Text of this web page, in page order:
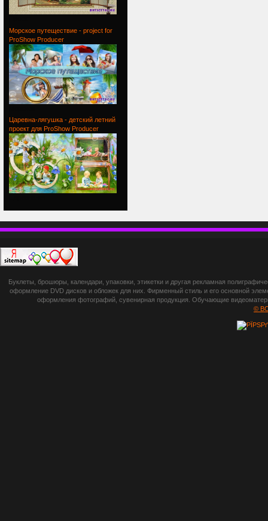
Морское путеществие - project for
ProShow Producer
Царевна-лягушка - детский летний
проект для ProShow Producer
botsetto.ru -
photoshop,
шрифты,
Буклеты, брошюры, календари, упаковки, этикетки и другая рекламная
оформление DVD дисков и обложек для них. Фирменный стиль и его основной
оформления фотографий, сувенирная продукция. Обучающие
©